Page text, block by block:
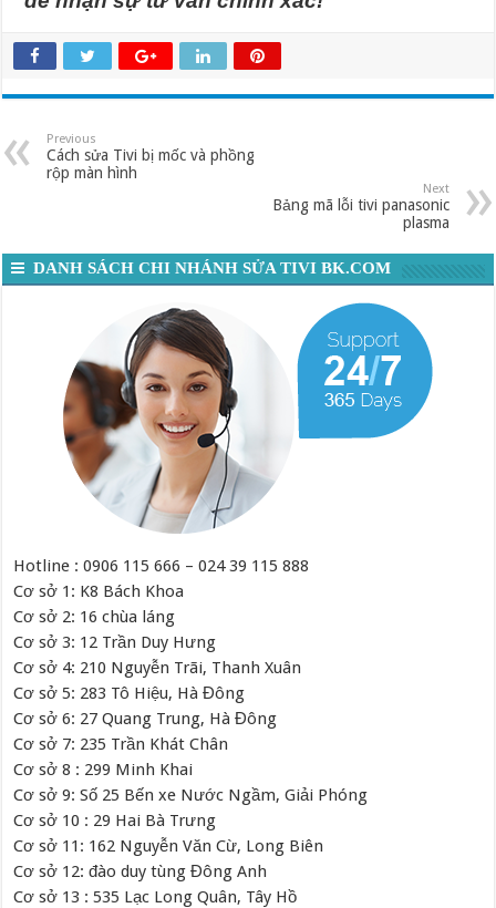
Previous
Cách sửa Tivi bị mốc và phồng
rộp màn hình
Next
Bảng mã lỗi tivi panasonic
plasma
DANH SÁCH CHI NHÁNH SỬA TIVI BK.COM
Hotline : 0906 115 666 – 024 39 115 888
Cơ sở 1: K8 Bách Khoa
Cơ sở 2: 16 chùa láng
Cơ sở 3: 12 Trần Duy Hưng
Cơ sở 4: 210 Nguyễn Trãi, Thanh Xuân
Cơ sở 5: 283 Tô Hiệu, Hà Đông
Cơ sở 6: 27 Quang Trung, Hà Đông
Cơ sở 7: 235 Trần Khát Chân
Cơ sở 8 : 299 Minh Khai
Cơ sở 9: Số 25 Bến xe Nước Ngầm, Giải Phóng
Cơ sở 10 : 29 Hai Bà Trưng
Cơ sở 11: 162 Nguyễn Văn Cừ, Long Biên
Cơ sở 12: đào duy tùng Đông Anh
Cơ sở 13 : 535 Lạc Long Quân, Tây Hồ